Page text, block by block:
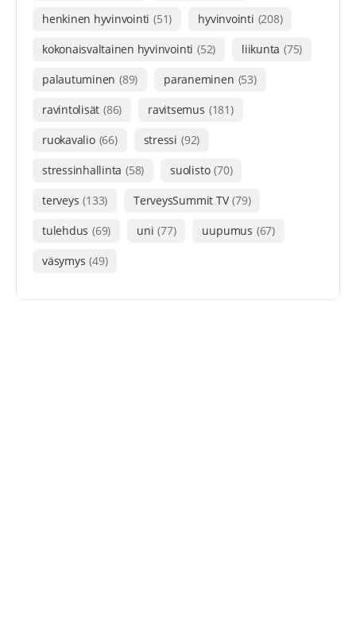
henkinen hyvinvointi (51) hyvinvointi (208)
kokonaisvaltainen hyvinvointi (52) liikunta (75)
palautuminen (89) paraneminen (53)
ravintolisät (86) ravitsemus (181)
ruokavalio (66) stressi (92)
stressinhallinta (58) suolisto (70)
terveys (133) TerveysSummit TV (79)
tulehdus (69) uni (77) uupumus (67)
väsymys (49)